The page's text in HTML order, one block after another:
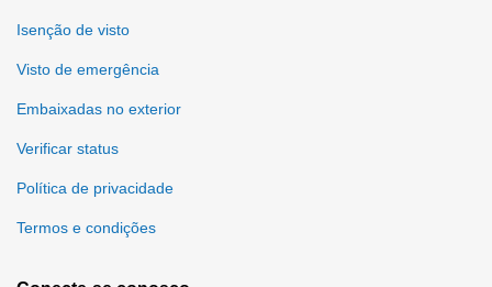
Isenção de visto
Visto de emergência
Embaixadas no exterior
Verificar status
Política de privacidade
Termos e condições